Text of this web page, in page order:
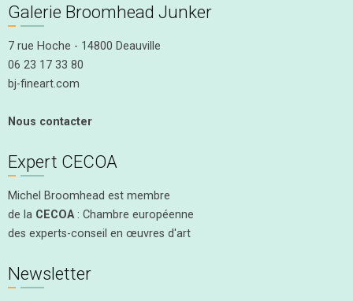
Galerie Broomhead Junker
7 rue Hoche - 14800 Deauville
06 23 17 33 80
bj-fineart.com
Nous contacter
Expert CECOA
Michel Broomhead est membre
de la CECOA: Chambre européenne
des experts-conseil en œuvres d'art
Newsletter